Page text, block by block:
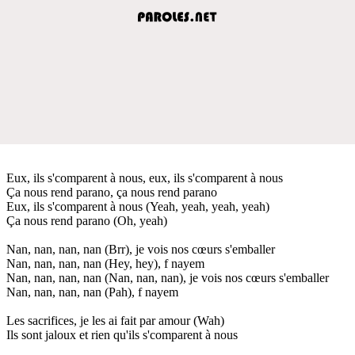
Eux, ils s'comparent à nous, eux, ils s'comparent à nous
Ça nous rend parano, ça nous rend parano
Eux, ils s'comparent à nous (Yeah, yeah, yeah, yeah)
Ça nous rend parano (Oh, yeah)
Nan, nan, nan, nan (Brr), je vois nos cœurs s'emballer
Nan, nan, nan, nan (Hey, hey), f nayem
Nan, nan, nan, nan (Nan, nan, nan), je vois nos cœurs s'emballer
Nan, nan, nan, nan (Pah), f nayem
Les sacrifices, je les ai fait par amour (Wah)
Ils sont jaloux et rien qu'ils s'comparent à nous